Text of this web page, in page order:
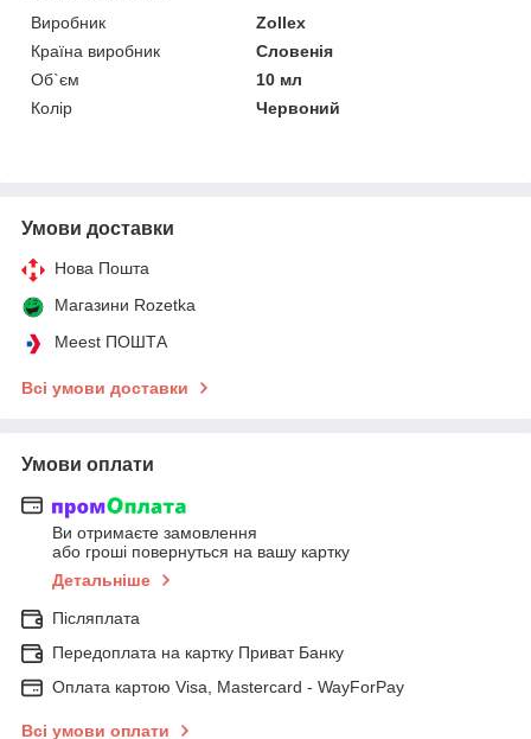
Виробник
Zollex
Країна виробник
Словенія
Об`єм
10 мл
Колір
Червоний
Умови доставки
Нова Пошта
Магазини Rozetka
Meest ПОШТА
Всі умови доставки
Умови оплати
Ви отримаєте замовлення
або гроші повернуться на вашу картку
Детальніше
Післяплата
Передоплата на картку Приват Банку
Оплата картою Visa, Mastercard - WayForPay
Всі умови оплати